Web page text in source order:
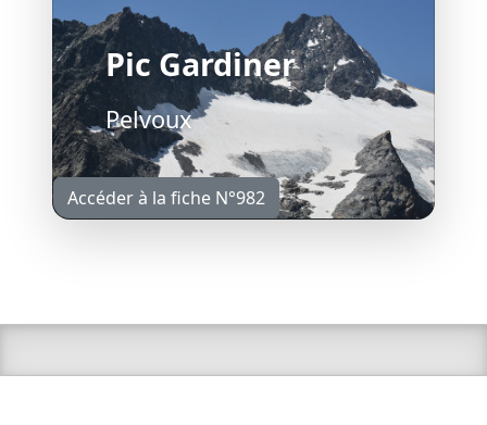
Pic Gardiner
Pelvoux
Accéder à la fiche N°982